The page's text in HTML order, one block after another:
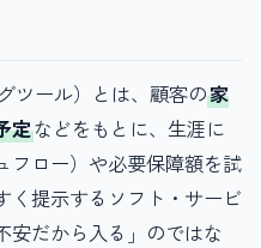
ツール）とは、顧客の家
定などをもとに、生涯に
フロー）や必要保障額を試
く提示するソフト・サービ
安だから入る」のではな